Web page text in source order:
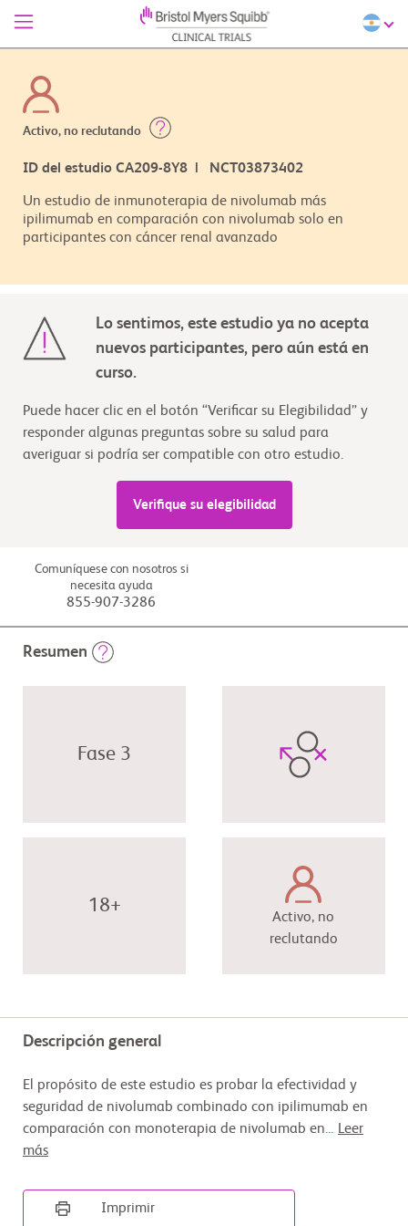
Activo, no reclutando
ID del estudio CA209-8Y8 | NCT03873402
Un estudio de inmunoterapia de nivolumab más
ipilimumab en comparación con nivolumab solo en
participantes con cáncer renal avanzado
Lo sentimos, este estudio ya no acepta
nuevos participantes, pero aún está en
curso.
Puede hacer clic en el botón “Verificar su Elegibilidad” y
responder algunas preguntas sobre su salud para
averiguar si podría ser compatible con otro estudio.
Verifique su elegibilidad
Comuníquese con nosotros si
necesita ayuda
855-907-3286
Resumen
Fase 3
18+
Activo, no
reclutando
Descripción general
El propósito de este estudio es probar la efectividad y
seguridad de nivolumab combinado con ipilimumab en
comparación con monoterapia de nivolumab en... Leer
más
Imprimir